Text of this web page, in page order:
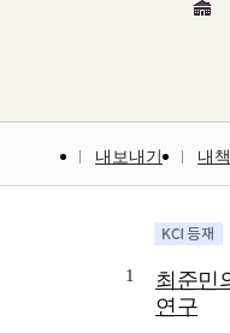
내보내기 내
1
최준민
연구